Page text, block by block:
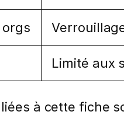
Limité aux
à cette fiche